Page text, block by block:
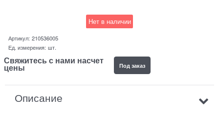
Нет в наличии
Артикул: 210536005
Ед. измерения: шт.
Свяжитесь с нами насчет
цены Под заказ
Описание